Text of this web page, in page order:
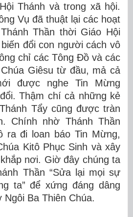
Thánh và trong xã hội.
Vụ đã thuật lại các hoạt
Thần thời Giáo Hội
đổi con người cách vô
chỉ các Tông Đồ và các
Giêsu từ đầu, mả cả
được nghe Tin Mừng
Thậm chí cả những kẻ
Tẩy cũng được tràn
Chính nhờ Thánh Thần
ra đi loan báo Tin Mừng,
Kitô Phục Sinh và xây
nơi. Giờ đây chúng ta
Thần “Sửa lại mọi sự
ta” để xứng đáng dâng
Ba Thiên Chúa.